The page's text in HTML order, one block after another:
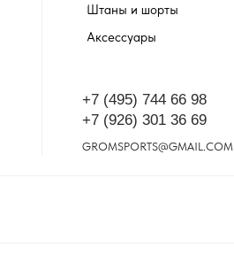
+7 (926) 301 36 69
GROMSPORTS@GMAIL.COM
Штаны и шорты
Аксессуары
+7 (495) 744 66 98